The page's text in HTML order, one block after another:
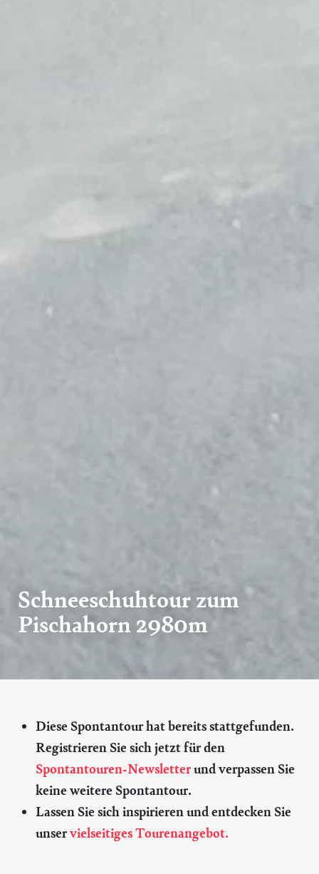
Schneeschuhtour zum
Pischahorn 2980m
Diese Spontantour hat bereits stattgefunden.
Registrieren Sie sich jetzt für den
Spontantouren-Newsletterund verpassen Sie
keine weitere Spontantour.
Lassen Sie sich inspirieren und entdecken Sie
unservielseitiges Tourenangebot.